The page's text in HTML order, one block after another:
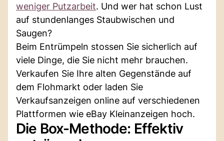
weniger Putzarbeit. Und wer hat schon Lust
auf stundenlanges Staubwischen und
Saugen?
Beim Entrümpeln stossen Sie sicherlich auf
viele Dinge, die Sie nicht mehr brauchen.
Verkaufen Sie Ihre alten Gegenstände auf
dem Flohmarkt oder laden Sie
Verkaufsanzeigen online auf verschiedenen
Plattformen wie eBay Kleinanzeigen hoch.
Die Box-Methode: Effektiv